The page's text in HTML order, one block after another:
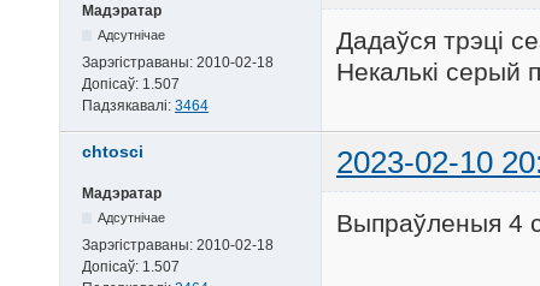
Мадэратар
Адсутнічае
Зарэгістраваны: 2010-02-18
Допісаў: 1.507
Падзякавалі: 3464
Дадаўся трэці
Некалькі серый
chtosci 2023-02-10
Мадэратар
Адсутнічае
Зарэгістраваны: 2010-02-18
Допісаў: 1.507
Выпраўленыя 4